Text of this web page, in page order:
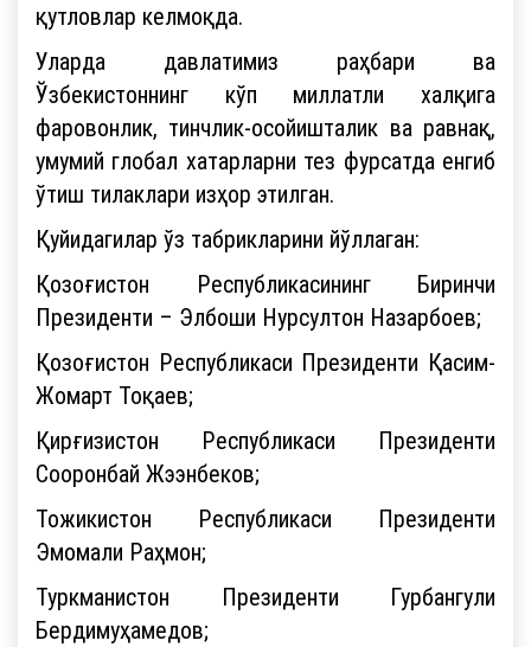
қутловлар келмоқда.
Уларда давлатимиз раҳбари ва
Ўзбекистоннинг кўп миллатли халқига
фаровонлик, тинчлик-осойишталик ва равнақ,
умумий глобал хатарларни тез фурсатда енгиб
ўтиш тилаклари изҳор этилган.
Қуйидагилар ўз табрикларини йўллаган:
Қозоғистон Республикасининг Биринчи
Президенти – Элбоши Нурсултон Назарбоев;
Қозоғистон Республикаси Президенти Қасим-
Жомарт Тоқаев;
Қирғизистон Республикаси Президенти
Сооронбай Жээнбеков;
Тожикистон Республикаси Президенти
Эмомали Раҳмон;
Туркманистон Президенти Гурбангули
Бердимуҳамедов;